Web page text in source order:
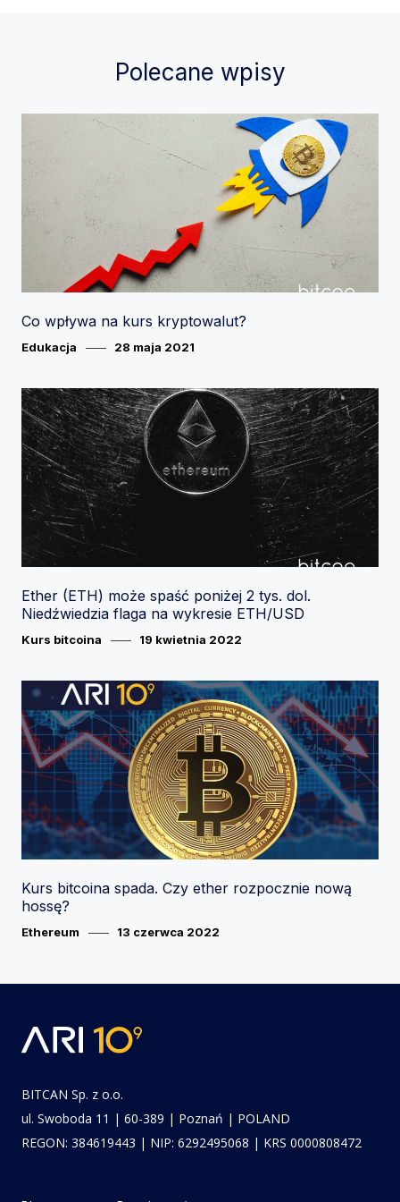
Polecane wpisy
Co wpływa na kurs kryptowalut?
Category
Edukacja
Posted
28 maja 2021
Ether (ETH) może spaść poniżej 2 tys. dol.
Niedźwiedzia flaga na wykresie ETH/USD
Category
Kurs bitcoina
Posted
19 kwietnia 2022
Kurs bitcoina spada. Czy ether rozpocznie nową
hossę?
Category
Ethereum
Posted
13 czerwca 2022
BITCAN Sp. z o.o.
ul. Swoboda 11 | 60-389 | Poznań | POLAND
REGON: 384619443 | NIP: 6292495068 | KRS 0000808472